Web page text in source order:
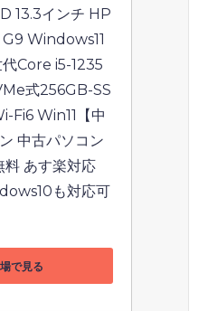
13.3インチ HP
Windows11
Core i5-1235
式256GB-SS
Fi6 Win11【中
中古パソコン
料 あす楽対応
も対応可
で見る